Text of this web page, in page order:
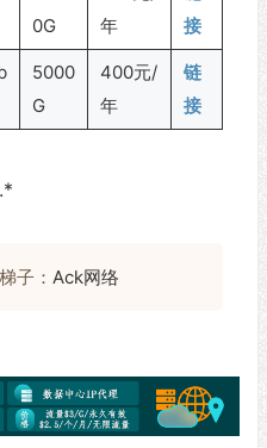
0G
年
接
5000
G
400元/
年
链
接
梯子： Ack网络